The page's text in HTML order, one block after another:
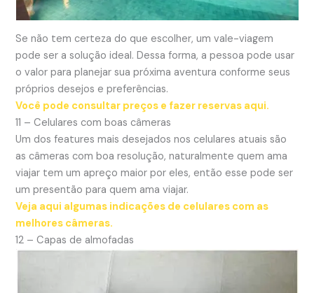
Se não tem certeza do que escolher, um vale-viagem
pode ser a solução ideal. Dessa forma, a pessoa pode usar
o valor para planejar sua próxima aventura conforme seus
próprios desejos e preferências.
Você pode consultar preços e fazer reservas aqui.
11 – Celulares com boas câmeras
Um dos features mais desejados nos celulares atuais são
as câmeras com boa resolução, naturalmente quem ama
viajar tem um apreço maior por eles, então esse pode ser
um presentão para quem ama viajar.
Veja aqui algumas indicações de celulares com as
melhores câmeras.
12 – Capas de almofadas